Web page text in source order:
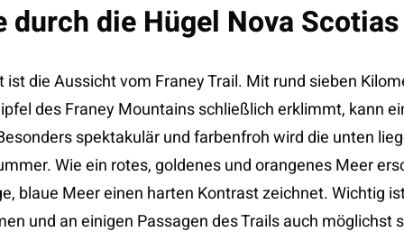
durch die Hügel Nova Scotias
die Aussicht vom Franey Trail. Mit rund sieben
des Franey Mountains schließlich erklimmt, kann
spektakulär und farbenfroh wird die unten
Wie ein rotes, goldenes und orangenes Meer
blaue Meer einen harten Kontrast zeichnet. Wichtig
und an einigen Passagen des Trails auch möglichst